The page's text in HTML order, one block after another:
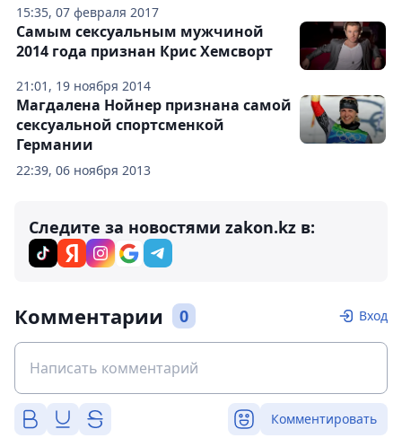
15:35, 07 февраля 2017
21:01, 19 ноября 2014
Самым сексуальным мужчиной
2014 года признан Крис Хемсворт
22:39, 06 ноября 2013
Магдалена Нойнер признана самой
сексуальной спортсменкой
Германии
Следите за новостями zakon.kz в:
Комментарии 0 Вход
Комментировать